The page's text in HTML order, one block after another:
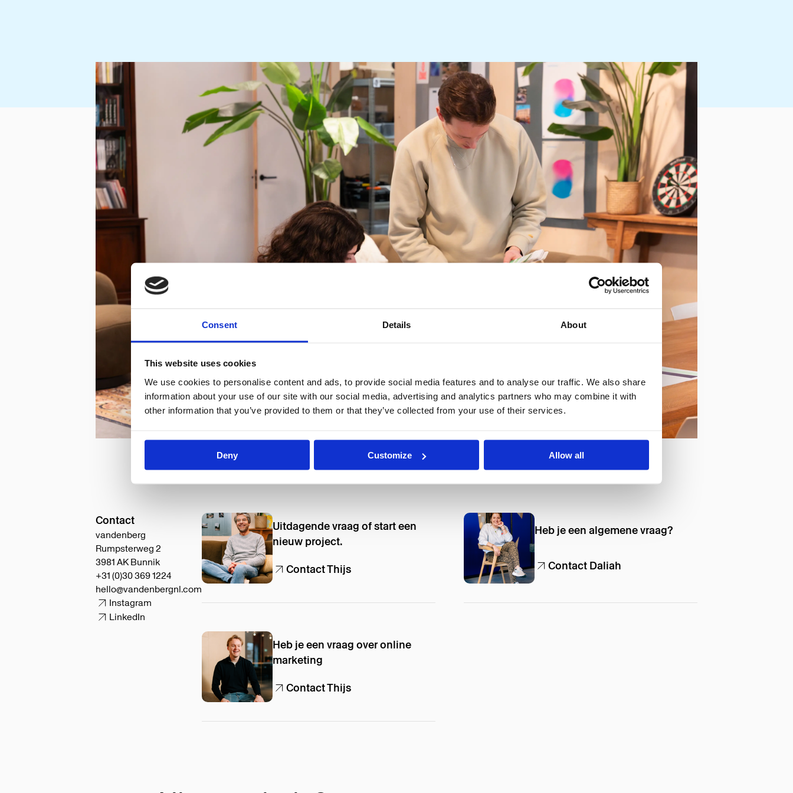
Consent Details About
This website uses cookies
We use cookies to personalise content and ads, to provide social media features and to analyse our traffic. We also share
information about your use of our site with our social media, advertising and analytics partners who may combine it with
other information that you’ve provided to them or that they’ve collected from your use of their services.
Deny Customize Allow all
Contact
vandenberg
Rumpsterweg 2
3981 AK Bunnik
+31 (0)30 369 1224
hello@vandenbergnl.com
Instagram
LinkedIn
Uitdagende vraag of start een
nieuw project.
Contact Thijs
Heb je een algemene vraag?
Contact Daliah
Heb je een vraag over online
marketing
Contact Thijs